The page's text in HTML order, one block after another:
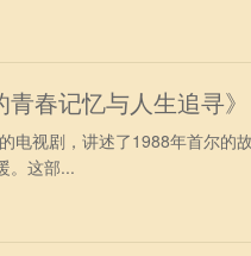
春记忆与人生追寻》
电视剧，讲述了1988年首尔的
。这部...